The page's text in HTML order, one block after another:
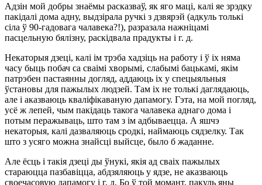
Адзін мой добры знаёмы расказваў, як яго маці, калі яе зрэдку
пакідалі дома адну, выдзірала ручкі з дзвярэй (адкуль толькі
сіла ў 90-гадовага чалавека?!), разразала нажніцамі
пасцельную бялізну, раскідвала прадукты і г. д.
Некаторыя дзеці, калі ім трэба хадзіць на работу і ў іх няма
часу быць побач са сваімі хворымі, слабымі бацькамі, якім
патрэбен пастаянны догляд, аддаюць іх у спецыяльныя
ўстановы для пажылых людзей. Там іх не толькі даглядаюць,
але і аказваюць кваліфікаваную дапамогу. Гэта, на мой погляд,
усё ж лепей, чым пакідаць такога чалавека аднаго дома і
потым перажываць, што там з ім адбываецца. А яшчэ
некаторыя, калі дазваляюць сродкі, наймаюць сядзелку. Так
што з усяго можна знайсці выйсце, было б жаданне.
Але ёсць і такія дзеці ды ўнукі, якія ад сваіх пажылых
стараюцца пазбавіцца, абдзяляюць у ядзе, не аказваюць
своечасовую дапамогу і г. д. Бо ў той момант, пакуль яны